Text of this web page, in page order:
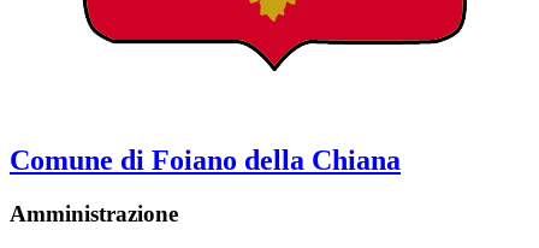
Comune di Foiano della Chiana
Amministrazione